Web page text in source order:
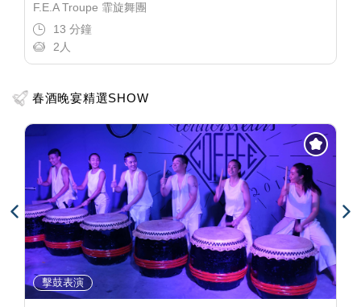
F.E.A Troupe 霏旋舞團
13 分鐘
2人
春酒晚宴精選SHOW
擊鼓表演